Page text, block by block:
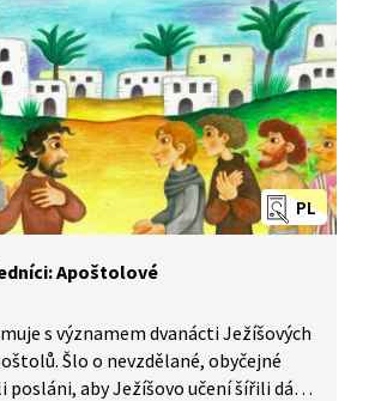
PL
Apoštolové
s významem dvanácti Ježíšových
Šlo o nevzdělané, obyčejné
posláni, aby Ježíšovo učení šířili dál.